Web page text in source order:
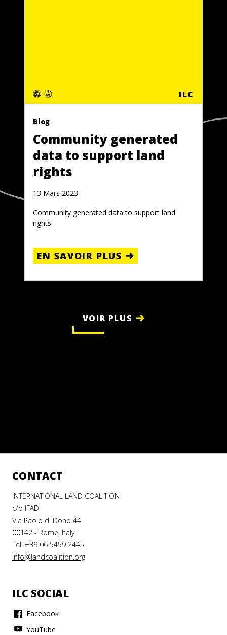
ILC
Blog
Community generated
data to support land
rights
13 Mars 2023
Community generated data to support land
rights
EN SAVOIR PLUS
VOIR PLUS
CONTACT
INTERNATIONAL LAND COALITION
c/o IFAD
Via Paolo di Dono 44
00142 - Rome, Italy
Tel. +39 06 5459 2445
info@landcoalition.org
ILC SOCIAL
Facebook
YouTube